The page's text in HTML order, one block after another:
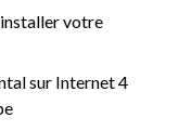
votre
sur Internet 4